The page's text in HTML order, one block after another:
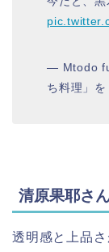
— Mtodo
ち料理」
清原果耶さ
透明感と上品